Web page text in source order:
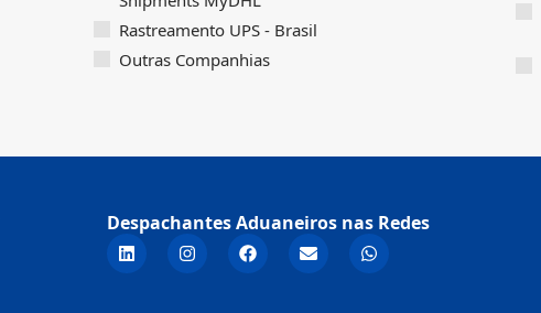
Rastreamento UPS - Brasil
Outras Companhias
Despachantes Aduaneiros nas Redes